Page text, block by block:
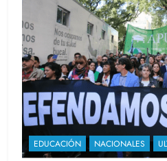
EDUCACIÓN NACIONALES